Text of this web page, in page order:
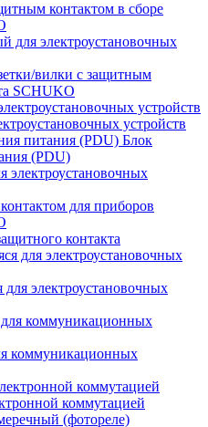
контактом в сборе
для электроустановочных
вилки с защитным
SCHUKO
устройств
Блок
(PDU)
электроустановочных
для приборов
контакта
для электроустановочных
коммуникационных
коммутацией